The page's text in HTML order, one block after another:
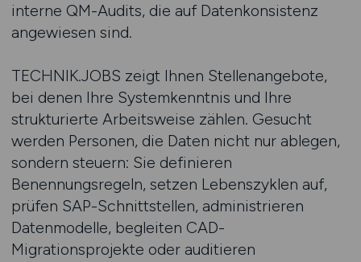
interne QM-Audits, die auf Datenkonsistenz
angewiesen sind.
TECHNIK.JOBS zeigt Ihnen Stellenangebote,
bei denen Ihre Systemkenntnis und Ihre
strukturierte Arbeitsweise zählen. Gesucht
werden Personen, die Daten nicht nur ablegen,
sondern steuern: Sie definieren
Benennungsregeln, setzen Lebenszyklen auf,
prüfen SAP-Schnittstellen, administrieren
Datenmodelle, begleiten CAD-
Migrationsprojekte oder auditieren